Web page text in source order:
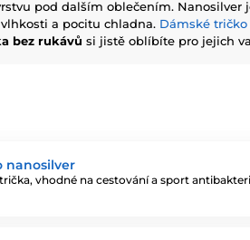
pod dalším oblečením.
a pocitu chladna. Dámské tričko
bez rukávů si jistě oblíbíte pro jejich
nanosilver
vhodné na cestování a sport